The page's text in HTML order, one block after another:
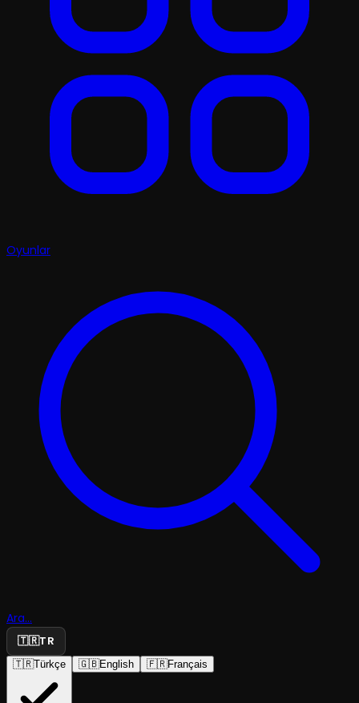
Oyunlar
Ara...
🇹🇷TR
🇹🇷Türkçe 🇬🇧English 🇫🇷Français